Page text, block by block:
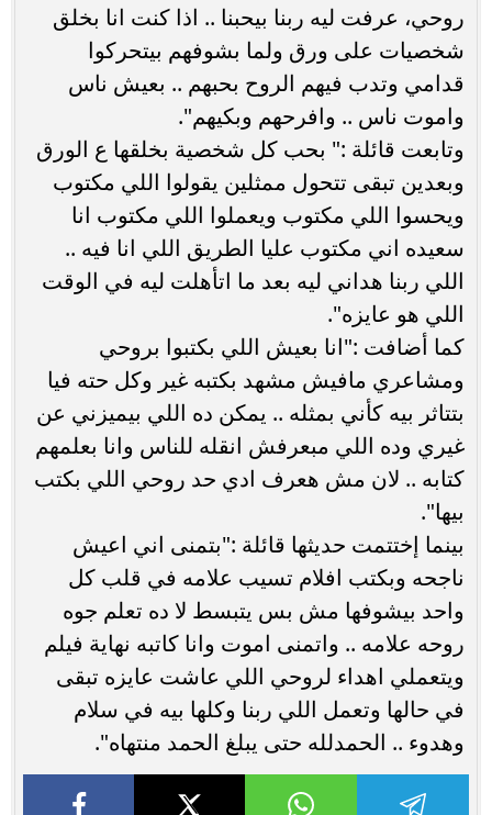
روحي، عرفت ليه ربنا بيحبنا .. اذا كنت انا بخلق
شخصيات على ورق ولما بشوفهم بيتحركوا
قدامي وتدب فيهم الروح بحبهم .. بعيش ناس
واموت ناس .. وافرحهم وبكيهم".
وتابعت قائلة :" بحب كل شخصية بخلقها ع الورق
وبعدين تبقى تتحول ممثلين يقولوا اللي مكتوب
ويحسوا اللي مكتوب ويعملوا اللي مكتوب انا
سعيده اني مكتوب عليا الطريق اللي انا فيه ..
اللي ربنا هداني ليه بعد ما اتأهلت ليه في الوقت
اللي هو عايزه".
كما أضافت :"انا بعيش اللي بكتبوا بروحي
ومشاعري مافيش مشهد بكتبه غير وكل حته فيا
بتتاثر بيه كأني بمثله .. يمكن ده اللي بيميزني عن
غيري وده اللي مبعرفش انقله للناس وانا بعلمهم
كتابه .. لان مش هعرف ادي حد روحي اللي بكتب
بيها".
بينما إختتمت حديثها قائلة :"بتمنى اني اعيش
ناجحه وبكتب افلام تسيب علامه في قلب كل
واحد بيشوفها مش بس يتبسط لا ده تعلم جوه
روحه علامه .. واتمنى اموت وانا كاتبه نهاية فيلم
ويتعملي اهداء لروحي اللي عاشت عايزه تبقى
في حالها وتعمل اللي ربنا وكلها بيه في سلام
وهدوء .. الحمدلله حتى يبلغ الحمد منتهاه".